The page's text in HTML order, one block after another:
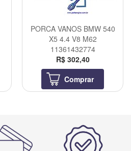
PORCA VANOS BMW 540
X5 4.4 V8 M62
11361432774
R$ 302,40
Comprar